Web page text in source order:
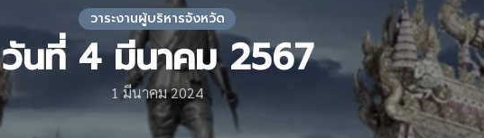
วาระงานผู้บริหารจังหวัด
วันที่ 4 มีนาคม 2567
1 มีนาคม 2024